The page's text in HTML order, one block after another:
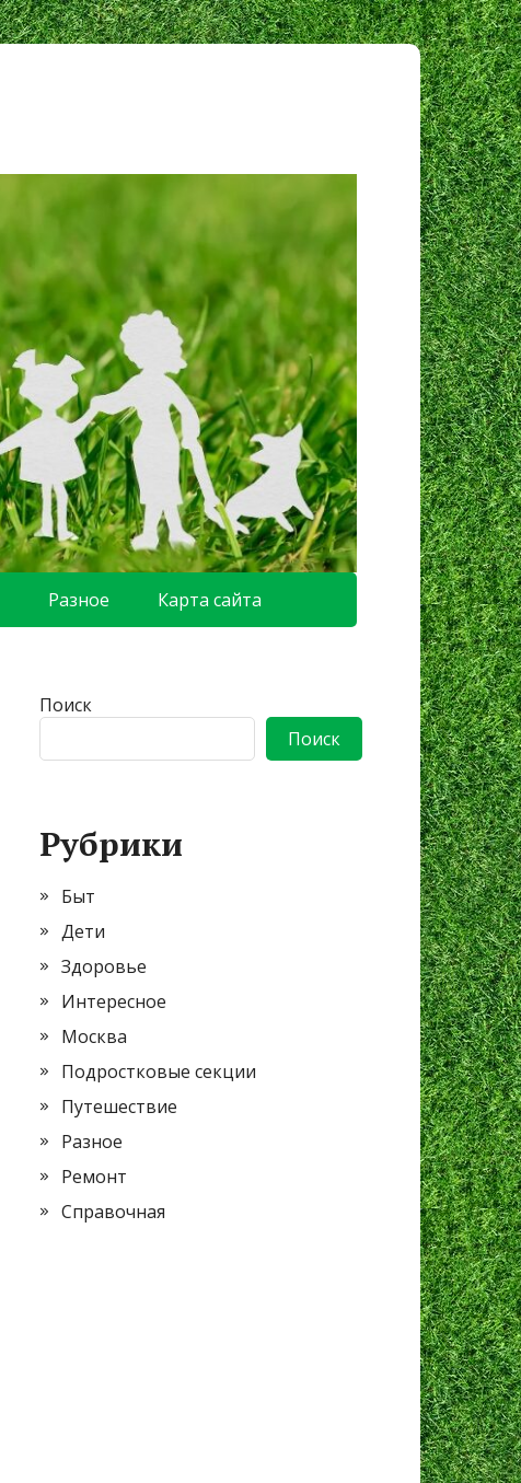
Разное Карта сайта
Поиск
Поиск
Рубрики
Быт
Дети
Здоровье
Интересное
Москва
Подростковые секции
Путешествие
Разное
Ремонт
Справочная